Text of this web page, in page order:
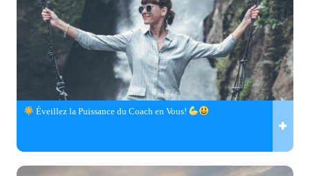
Éveillez la Puissance du Coach en Vous!